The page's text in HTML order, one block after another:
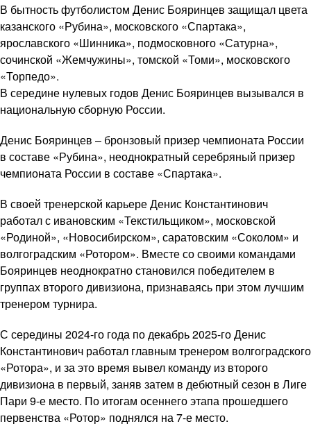
В бытность футболистом Денис Бояринцев защищал цвета
казанского «Рубина», московского «Спартака»,
ярославского «Шинника», подмосковного «Сатурна»,
сочинской «Жемчужины», томской «Томи», московского
«Торпедо».
В середине нулевых годов Денис Бояринцев вызывался в
национальную сборную России.
Денис Бояринцев – бронзовый призер чемпионата России
в составе «Рубина», неоднократный серебряный призер
чемпионата России в составе «Спартака».
В своей тренерской карьере Денис Константинович
работал с ивановским «Текстильщиком», московской
«Родиной», «Новосибирском», саратовским «Соколом» и
волгоградским «Ротором». Вместе со своими командами
Бояринцев неоднократно становился победителем в
группах второго дивизиона, признаваясь при этом лучшим
тренером турнира.
С середины 2024-го года по декабрь 2025-го Денис
Константинович работал главным тренером волгоградского
«Ротора», и за это время вывел команду из второго
дивизиона в первый, заняв затем в дебютный сезон в Лиге
Пари 9-е место. По итогам осеннего этапа прошедшего
первенства «Ротор» поднялся на 7-е место.